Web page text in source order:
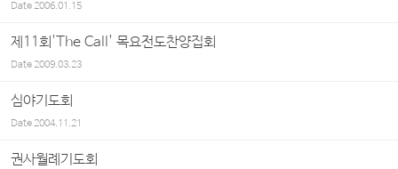
Date2006.01.15
제11회'The Call' 목요전도찬양집회
Date2009.03.23
심야기도회
Date2004.11.21
권사월례기도회